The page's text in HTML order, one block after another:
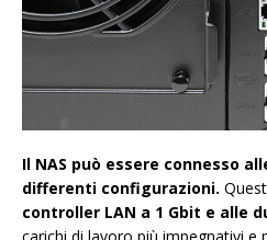
Il NAS può essere connesso
differenti configurazioni.
controller LAN a 1 Gbit e alle